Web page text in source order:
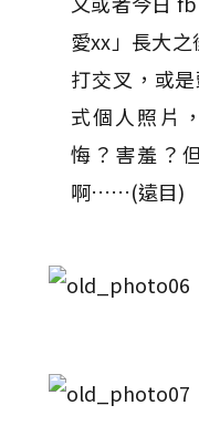
愛xx」長大
打交叉，或
式個人照片
悔？害羞？
啊……(遠目)